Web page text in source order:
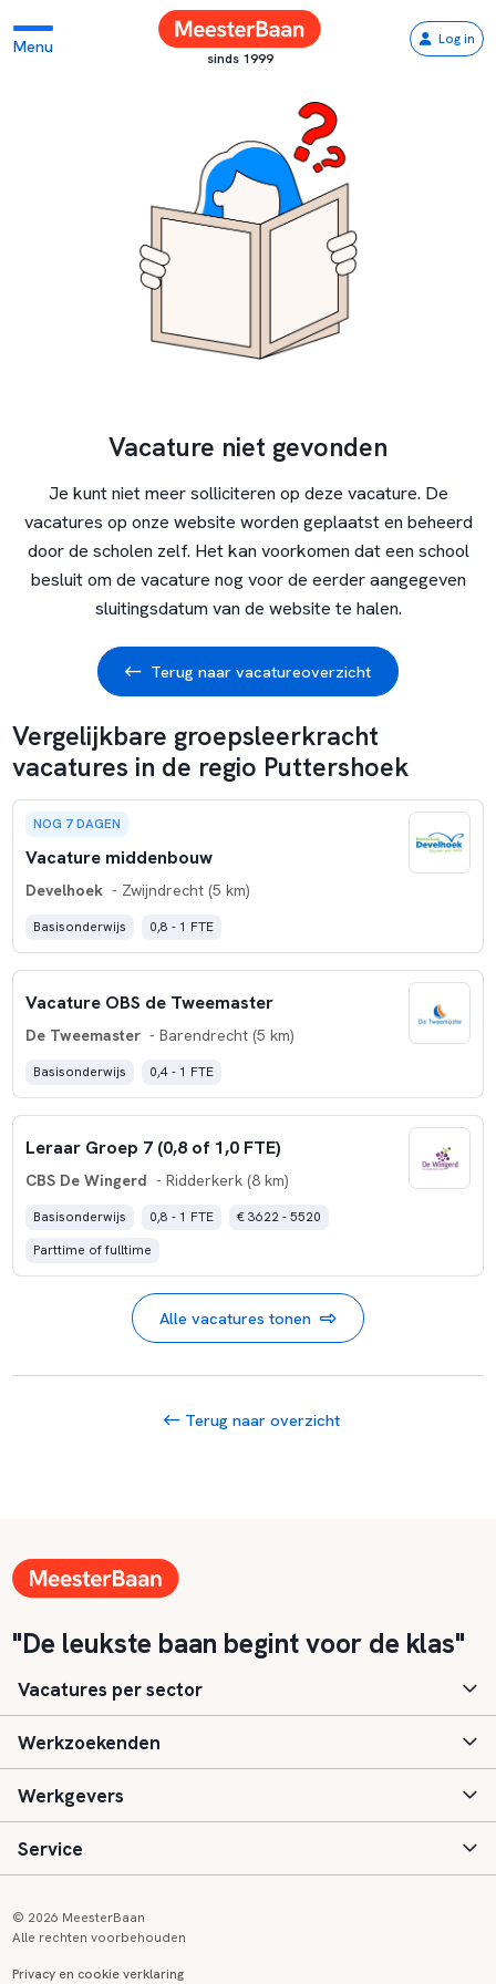
Menu
sinds 1999
Log in
Vacature niet gevonden
Je kunt niet meer solliciteren op deze vacature. De
vacatures op onze website worden geplaatst en beheerd
door de scholen zelf. Het kan voorkomen dat een school
besluit om de vacature nog voor de eerder aangegeven
sluitingsdatum van de website te halen.
Terug naar vacatureoverzicht
Vergelijkbare groepsleerkracht
vacatures in de regio Puttershoek
NOG 7 DAGEN
Vacature middenbouw
Develhoek - Zwijndrecht (5 km)
Basisonderwijs 0,8 - 1 FTE
Vacature OBS de Tweemaster
De Tweemaster - Barendrecht (5 km)
Basisonderwijs 0,4 - 1 FTE
Leraar Groep 7 (0,8 of 1,0 FTE)
CBS De Wingerd - Ridderkerk (8 km)
Basisonderwijs 0,8 - 1 FTE
€ 3622 - 5520
Parttime of fulltime
Alle vacatures tonen
Terug naar overzicht
"De leukste baan begint voor de klas"
Vacatures per sector
Basisonderwijs
Speciaal (basis) onderwijs
Voortgezet onderwijs
Werkzoekenden
Aanmelden
Vacatures
Werkgevers
Inloggen
Service
© 2026 MeesterBaan
Alle rechten voorbehouden
Privacy en cookie verklaring